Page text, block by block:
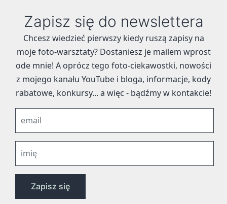
Zapisz się do newslettera
Chcesz wiedzieć pierwszy kiedy ruszą zapisy na
moje foto-warsztaty? Dostaniesz je mailem wprost
ode mnie! A oprócz tego foto-ciekawostki, nowości
z mojego kanału YouTube i bloga, informacje, kody
rabatowe, konkursy... a więc - bądźmy w kontakcie!